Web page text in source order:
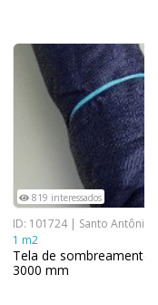
NOVO
819 interessados
ID: 101724 | Santo Antônio
1 m2
Tela de sombreamento
3000 mm